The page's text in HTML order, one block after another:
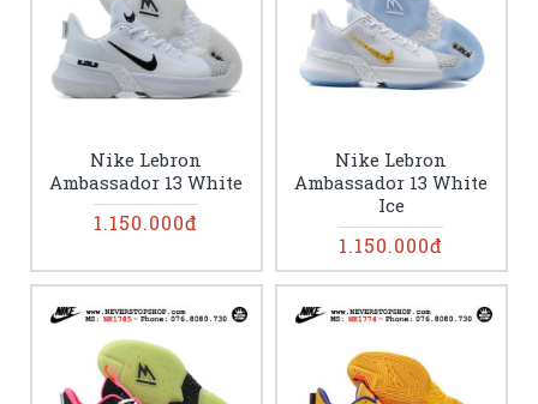
Nike Lebron
Ambassador 13 White
1.150.000đ
Nike Lebron
Ambassador 13 White
Ice
1.150.000đ